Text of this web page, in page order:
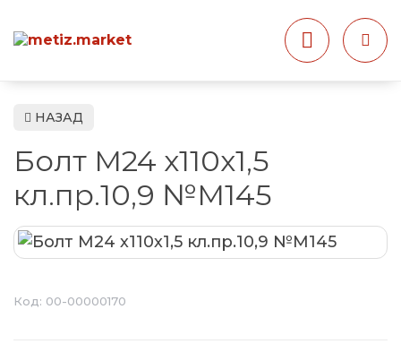
НАЗАД
Болт М24 х110х1,5
кл.пр.10,9 №М145
Код: 00-00000170